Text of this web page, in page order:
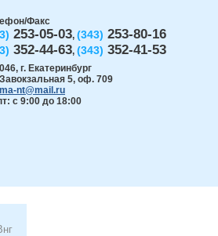
Факс
253-05-03, (343) 253-80-16
352-44-63, (343) 352-41-53
, г. Екатеринбург
5, оф. 709
nt@mail.ru
с 9:00 до 18:00